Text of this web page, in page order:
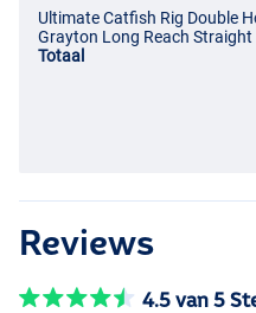
Ultimate Catfish Rig Double
Grayton Long Reach
Totaal
Reviews
4.5 van 5